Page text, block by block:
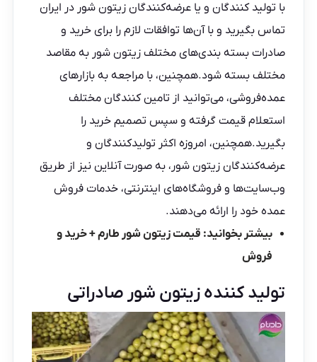
با تولید کنندگان و یا عرضه‌کنندگان زیتون شور در ایران
تماس بگیرید و با آن‌ها توافقات لازم را برای خرید و
صادرات بسته بندی‌های مختلف زیتون شور به مقاصد
مختلف بسته شود.همچنین، با مراجعه به بازارهای
عمده‌فروشی، می‌توانید از تامین کنندگان مختلف
استعلام قیمت گرفته و سپس تصمیم خرید را
بگیرید.همچنین، امروزه اکثر تولیدکنندگان و
عرضه‌کنندگان زیتون شور، به صورت آنلاین نیز از طریق
وب‌سایت‌ها و فروشگاه‌های اینترنتی، خدمات فروش
عمده خود را ارائه می‌دهند.
بیشتر بخوانید: قیمت زیتون شور طارم + خرید و
فروش
تولید کننده زیتون شور صادراتی